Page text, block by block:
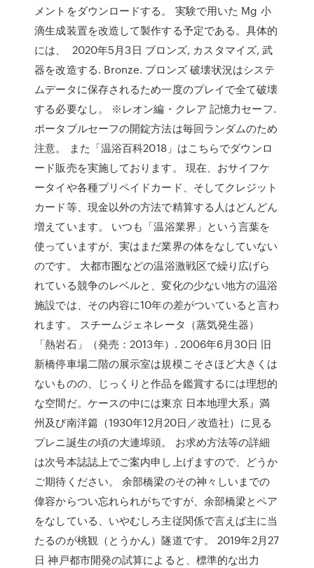
メントをダウンロードする。 実験で用いた Mg 小
滴生成装置を改造して製作する予定である。具体的
には、 2020年5月3日 ブロンズ, カスタマイズ, 武
器を改造する. Bronze. ブロンズ 破壊状況はシステ
ムデータに保存されるため一度のプレイで全て破壊
する必要なし。 ※レオン編・クレア 記憶力セーフ.
ポータブルセーフの開錠方法は毎回ランダムのため
注意。 また「温浴百科2018」はこちらでダウンロ
ード販売を実施しております。 現在、おサイフケ
ータイや各種プリペイドカード、そしてクレジット
カード等、現金以外の方法で精算する人はどんどん
増えています。 いつも「温浴業界」という言葉を
使っていますが、実はまだ業界の体をなしていない
のです。 大都市圏などの温浴激戦区で繰り広げら
れている競争のレベルと、変化の少ない地方の温浴
施設では、その内容に10年の差がついていると言わ
れます。 スチームジェネレータ（蒸気発生器）
「熱岩石」（発売：2013年）. 2006年6月30日 旧
新橋停車場二階の展示室は規模こそさほど大きくは
ないものの、じっくりと作品を鑑賞するには理想的
な空間だ。ケースの中には東京 日本地理大系』満
州及び南洋篇（1930年12月20日／改造社）に見る
プレニ誕生の頃の大連埠頭。 お求め方法等の詳細
は次号本誌誌上でご案内申し上げますので、どうか
ご期待ください。 余部橋梁のその神々しいまでの
偉容からつい忘れられがちですが、余部橋梁とペア
をなしている、いやむしろ主従関係で言えば主に当
たるのが桃観（とうかん）隧道です。 2019年2月27
日 神戸都市開発の試算によると、標準的な出力